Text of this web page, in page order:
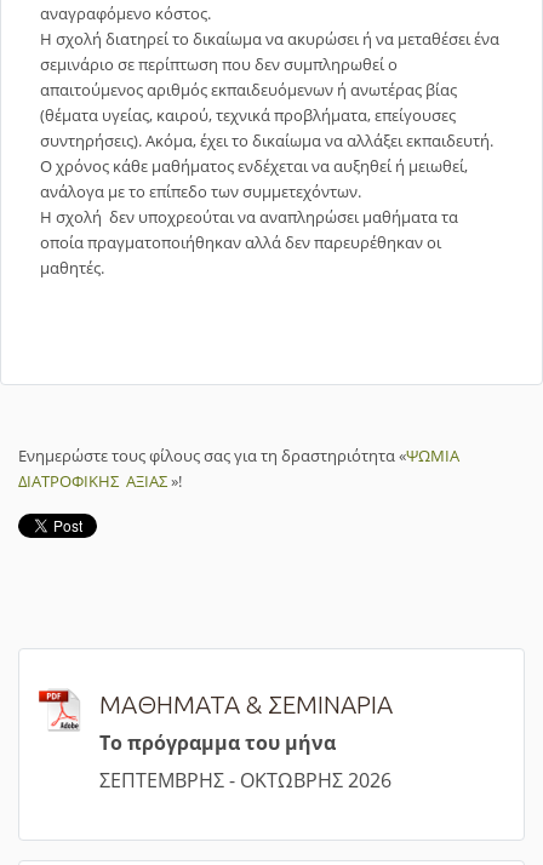
αναγραφόμενο κόστος.
Η σχολή διατηρεί το δικαίωμα να ακυρώσει ή να μεταθέσει ένα
σεμινάριο σε περίπτωση που δεν συμπληρωθεί ο
απαιτούμενος αριθμός εκπαιδευόμενων ή ανωτέρας βίας
(θέματα υγείας, καιρού, τεχνικά προβλήματα, επείγουσες
συντηρήσεις). Ακόμα, έχει το δικαίωμα να αλλάξει εκπαιδευτή.
Ο χρόνος κάθε μαθήματος ενδέχεται να αυξηθεί ή μειωθεί,
ανάλογα με το επίπεδο των συμμετεχόντων.
Η σχολή δεν υποχρεούται να αναπληρώσει μαθήματα τα
οποία πραγματοποιήθηκαν αλλά δεν παρευρέθηκαν οι
μαθητές.
Ενημερώστε τους φίλους σας για τη δραστηριότητα «ΨΩΜΙΑ
ΔΙΑΤΡΟΦΙΚΗΣ ΑΞΙΑΣ»!
ΜΑΘΗΜΑΤΑ & ΣΕΜΙΝΑΡΙΑ
Το πρόγραμμα του μήνα
ΣΕΠΤΕΜΒΡΗΣ - ΟΚΤΩΒΡΗΣ 2026